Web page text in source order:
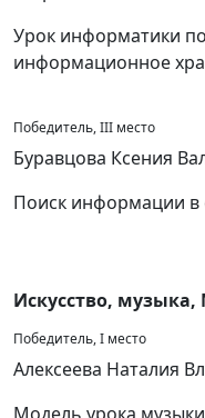
Урок информатики
информационное
Победитель, III место
Буравцова Ксения
Поиск информации в
Искусство,
Победитель, I место
Алексеева Наталия